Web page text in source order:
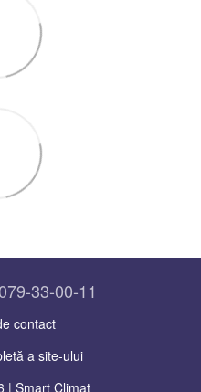
33-00-11
contact
a site-ului
| Smart Climat